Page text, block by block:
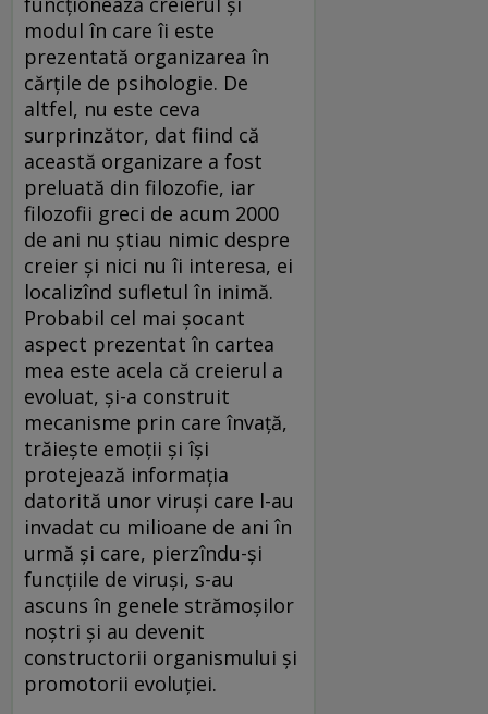
modul în care îi este
prezentată organizarea în
cărţile de psihologie. De
altfel, nu este ceva
surprinzător, dat fiind că
această organizare a fost
preluată din filozofie, iar
filozofii greci de acum 2000
de ani nu ştiau nimic despre
creier şi nici nu îi interesa, ei
localizînd sufletul în inimă.
Probabil cel mai şocant
aspect prezentat în cartea
mea este acela că creierul a
evoluat, şi-a construit
mecanisme prin care învaţă,
trăieşte emoţii şi îşi
protejează informaţia
datorită unor viruşi care l-au
invadat cu milioane de ani în
urmă şi care, pierzîndu-şi
funcţiile de viruşi, s-au
ascuns în genele strămoşilor
noştri şi au devenit
constructorii organismului şi
promotorii evoluţiei.